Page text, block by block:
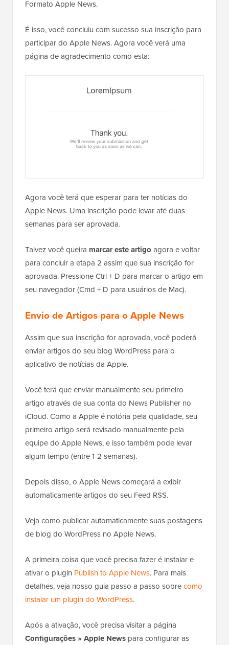
Formato Apple News.
É isso, você concluiu com sucesso sua inscrição para
participar do Apple News. Agora você verá uma
página de agradecimento como esta:
Agora você terá que esperar para ter notícias do
Apple News. Uma inscrição pode levar até duas
semanas para ser aprovada.
Talvez você queira marcar este artigo agora e voltar
para concluir a etapa 2 assim que sua inscrição for
aprovada. Pressione Ctrl + D para marcar o artigo em
seu navegador (Cmd + D para usuários de Mac).
Envio de Artigos para o Apple News
Assim que sua inscrição for aprovada, você poderá
enviar artigos do seu blog WordPress para o
aplicativo de notícias da Apple.
Você terá que enviar manualmente seu primeiro
artigo através de sua conta do News Publisher no
iCloud. Como a Apple é notória pela qualidade, seu
primeiro artigo será revisado manualmente pela
equipe do Apple News, e isso também pode levar
algum tempo (entre 1-2 semanas).
Depois disso, o Apple News começará a exibir
automaticamente artigos do seu Feed RSS.
Veja como publicar automaticamente suas postagens
de blog do WordPress no Apple News.
A primeira coisa que você precisa fazer é instalar e
ativar o plugin Publish to Apple News. Para mais
detalhes, veja nosso guia passo a passo sobrecomo
instalar um plugin do WordPress.
Após a ativação, você precisa visitar a página
Configurações » Apple News para configurar as